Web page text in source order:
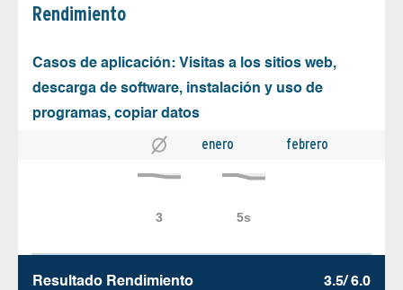
Rendimiento
Casos de aplicación: Visitas a los sitios web,
descarga de software, instalación y uso de
programas, copiar datos
enero febrero
Resultado Rendimiento 3.5/ 6.0